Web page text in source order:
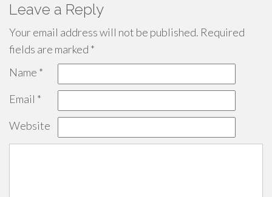
Leave a Reply
Your email address will not be published. Required
fields are marked *
Name *
Email *
Website